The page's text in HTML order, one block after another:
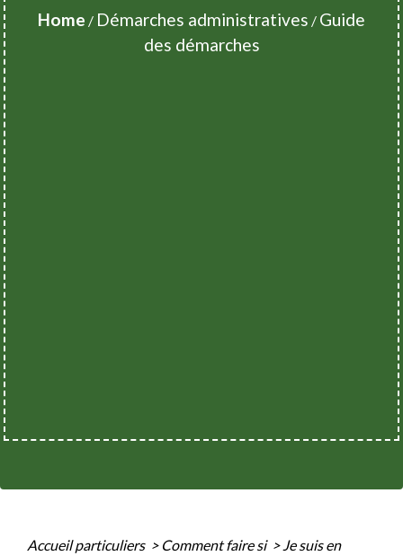
Home / Démarches administratives / Guide
des démarches
Accueil particuliers > Comment faire si > Je suis en